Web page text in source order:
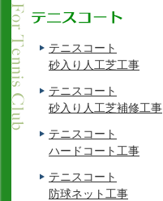
テニスコート
砂入り人工芝工事
テニスコート
砂入り人工芝補修工事
テニスコート
ハードコート工事
テニスコート
防球ネット工事